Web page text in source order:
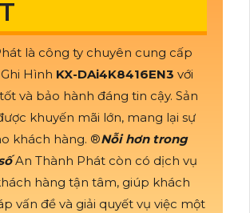
là công ty chuyên cung cấp
Hình KX-DAi4K8416EN3 với
và bảo hành đáng tin cậy. Sản
khuyến mãi lớn, mang lại sự
khách hàng. ®️Nỗi hơn trong
An Thành Phát còn có dịch vụ
hàng tận tâm, giúp khách
vấn đề và giải quyết vụ việc một